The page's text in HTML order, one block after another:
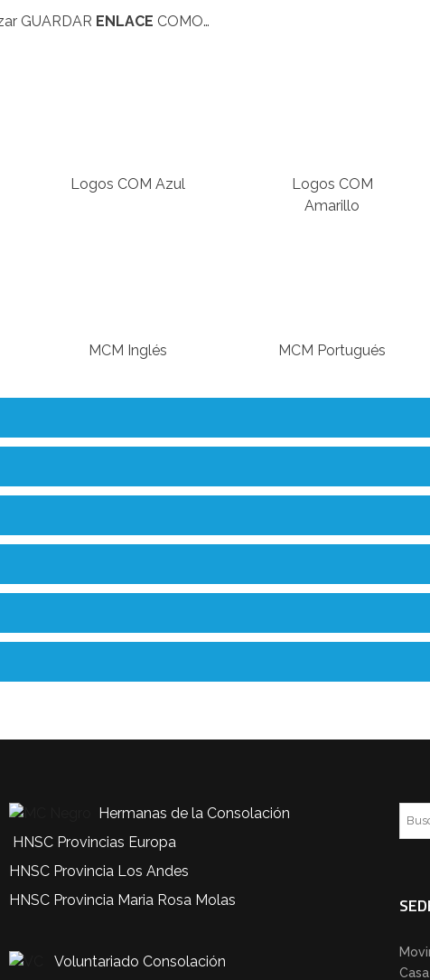
GUARDAR ENLACE COMO…
Logos COM Azul
Logos COM
Amarillo
MCM Inglés MCM Portugués
Hermanas de la Consolación
HNSC Provincias Europa
HNSC Provincia Los Andes
HNSC Provincia Maria Rosa Molas
Voluntariado Consolación